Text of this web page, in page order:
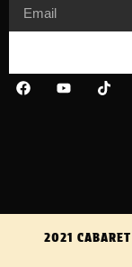
2021